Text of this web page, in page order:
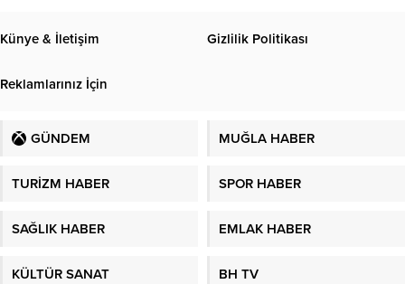
Künye & İletişim Gizlilik Politikası
Reklamlarınız İçin
GÜNDEM MUĞLA HABER
TURİZM HABER SPOR HABER
SAĞLIK HABER EMLAK HABER
KÜLTÜR SANAT BH TV